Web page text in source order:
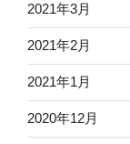
2021年3月
2021年2月
2021年1月
2020年12月